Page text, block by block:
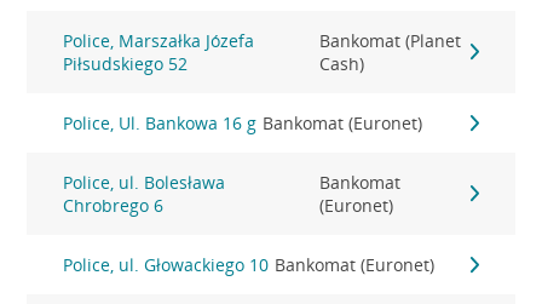
Police, Marszałka Józefa
Piłsudskiego 52
Bankomat (Planet
Cash)
Police, Ul. Bankowa 16 g Bankomat (Euronet)
Police, ul. Bolesława
Chrobrego 6
Bankomat
(Euronet)
Police, ul. Głowackiego 10 Bankomat (Euronet)